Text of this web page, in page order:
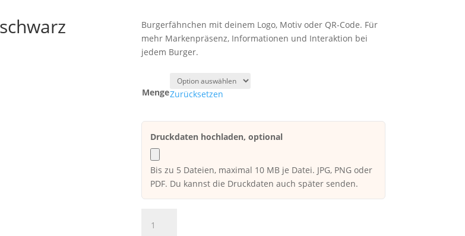
Burgerfähnchen mit deinem Logo, Motiv oder QR-Code. Für
mehr Markenpräsenz, Informationen und Interaktion bei
jedem Burger.
MengeZurücksetzen
Druckdaten hochladen, optional
Bis zu 5 Dateien, maximal 10 MB je Datei. JPG, PNG oder
PDF. Du kannst die Druckdaten auch später senden.
formgestanzt